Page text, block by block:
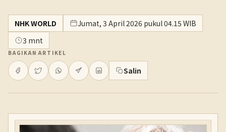
NHK WORLD
Jumat, 3 April 2026 pukul 04.15 WIB
3 mnt
BAGIKAN ARTIKEL
Salin